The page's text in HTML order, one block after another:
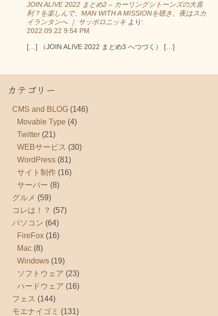
JOIN ALIVE 2022 まとめ2 – カーリングシトーンズの大喜
利？を楽しんで、MAN WITH A MISSIONを聴き、夜はスカ
イランタンへ ｜ サッポロニッキ より:
2022.09.22 9:54 PM
[…] （JOIN ALIVE 2022 まとめ3 へつづく） […]
カテゴリー
CMS and BLOG (146)
Movable Type (4)
Twitter (21)
WEBサービス (30)
WordPress (81)
サイト制作 (16)
サーバー (8)
グルメ (59)
コレは！？ (57)
パソコン (64)
FireFox (16)
Mac (8)
Windows (19)
ソフトウェア (23)
ハードウェア (16)
フェス (144)
モエナイゴミ (131)